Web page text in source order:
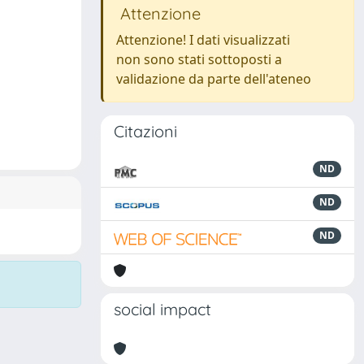
Attenzione
Attenzione! I dati visualizzati
non sono stati sottoposti a
validazione da parte dell'ateneo
Citazioni
ND
ND
ND
social impact